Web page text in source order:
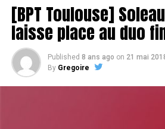
[BPT Toulouse]
laisse place au duo
Published 8 ans ago on 21 mai
By Gregoire